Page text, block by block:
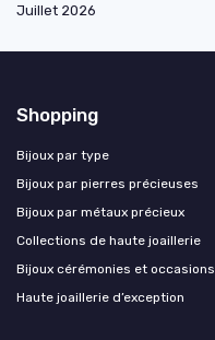
Juillet 2026
Shopping
Bijoux par type
Bijoux par pierres précieuses
Bijoux par métaux précieux
Collections de haute joaillerie
Bijoux cérémonies et occasions
Haute joaillerie d’exception